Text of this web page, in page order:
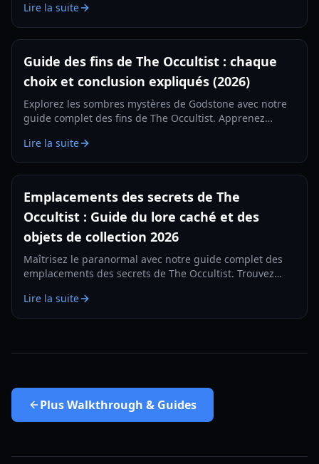
d'Alan Rebels sur Godstone.
Lire la suite
Guide des fins de The Occultist : chaque
choix et conclusion expliqués (2026)
Explorez les sombres mystères de Godstone avec notre
guide complet des fins de The Occultist. Apprenez
pour Alan Revels.
Lire la suite
Emplacements des secrets de The
Occultist : Guide du lore caché et des
objets de collection 2026
Maîtrisez le paranormal avec notre guide complet des
emplacements des secrets de The Occultist. Trouvez
découvrez le passé d'Alan.
Lire la suite
PlusWalkthrough & Guides